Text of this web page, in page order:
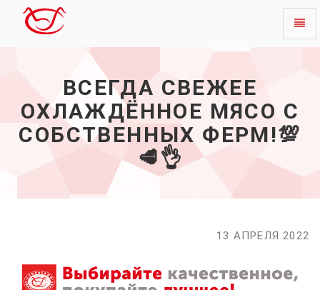
собственных
ферм!
💯
начало
ВСЕГДА СВЕЖЕЕ
ОХЛАЖДЁННОЕ МЯСО С
СОБСТВЕННЫХ ФЕРМ!💯
🥩👌
13 АПРЕЛЯ 2022